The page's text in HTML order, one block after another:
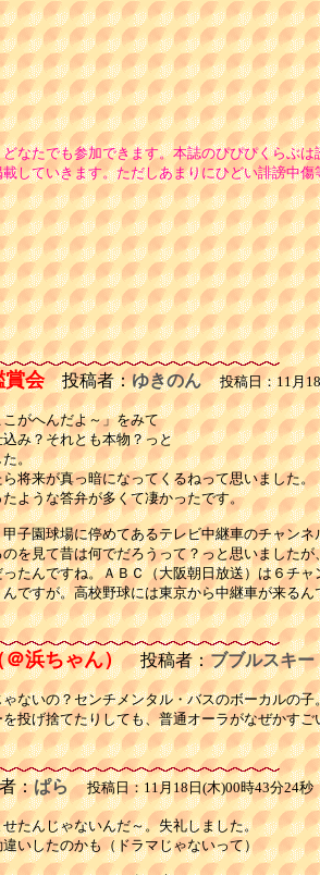
なたでも参加できます。本誌のぴぴぴくらぶ
していきます。ただしあまりにひどい誹謗中
賞会投稿者：ゆきのん 投稿日：11月18
がへんだよ～」をみて
み？それとも本物？っと
た。
将来が真っ暗になってくるねって思いました。
ような答弁が多くて凄かったです。
子園球場に停めてあるテレビ中継車のチャンネ
を見て昔は何でだろうって？っと思いましたが
たんですね。ＡＢＣ（大阪朝日放送）は６チャ
ですが。高校野球には東京から中継車が来るん
浜ちゃん）投稿者：ブブルスキー
ないの？センチメンタル・バスのボーカルの子
投げ捨てたりしても、普通オーラがなぜかすご
：ぱら 投稿日：11月18日(木)00時43分24秒
たんじゃないんだ～。失礼しました。
いしたのかも（ドラマじゃないって）